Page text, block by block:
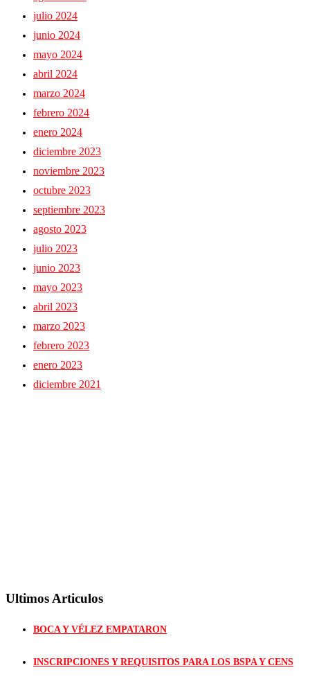
julio 2024
junio 2024
mayo 2024
abril 2024
marzo 2024
febrero 2024
enero 2024
diciembre 2023
noviembre 2023
octubre 2023
septiembre 2023
agosto 2023
julio 2023
junio 2023
mayo 2023
abril 2023
marzo 2023
febrero 2023
enero 2023
diciembre 2021
Ultimos Articulos
BOCA Y VÉLEZ EMPATARON
INSCRIPCIONES Y REQUISITOS PARA LOS BSPA Y CENS